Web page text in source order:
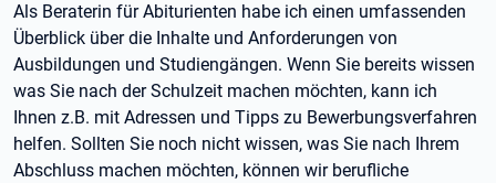
Als Beraterin für Abiturienten habe ich einen umfassenden
Überblick über die Inhalte und Anforderungen von
Ausbildungen und Studiengängen. Wenn Sie bereits wissen
was Sie nach der Schulzeit machen möchten, kann ich
Ihnen z.B. mit Adressen und Tipps zu Bewerbungsverfahren
helfen. Sollten Sie noch nicht wissen, was Sie nach Ihrem
Abschluss machen möchten, können wir berufliche